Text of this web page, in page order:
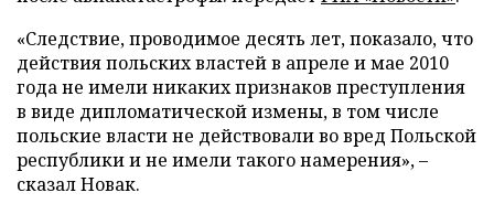
«Следствие, проводимое десять лет, показало, что
действия польских властей в апреле и мае 2010
года не имели никаких признаков преступления
в виде дипломатической измены, в том числе
польские власти не действовали во вред Польской
республики и не имели такого намерения», –
сказал Новак.